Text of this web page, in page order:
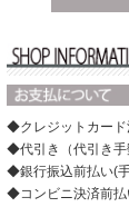
◆クレジットカード
◆代引き（代引き手
◆銀行振込前払い(手
◆コンビニ決済前払